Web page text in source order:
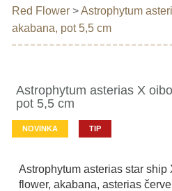
Red Flower >Astrophytum
akabana, pot 5,5 cm
Astrophytum asterias X
pot 5,5 cm
NOVINKA TIP
Astrophytum asterias star ship
flower, akabana, asterias